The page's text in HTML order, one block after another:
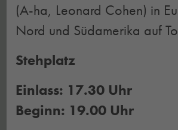
(A-ha, Leonard Cohen) in
Nord und Südamerika auf
Stehplatz
Einlass: 17.30 Uhr
Beginn: 19.00 Uhr